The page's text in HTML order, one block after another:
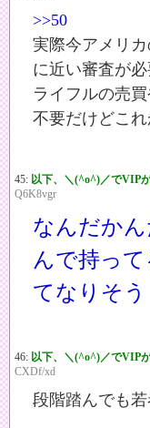
>>50
実際今アメリ
に近い審査が
ライフルの売
不要だけどこ
45: 以下、＼(^o^)／でVIP
Q6K8vgr
なんだか
んで持っ
てなりそう
46: 以下、＼(^o^)／でVIP
CXDf/xd
段階踏んでも